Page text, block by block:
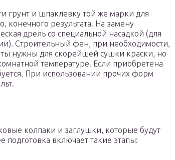
грунт и шпаклевку той же марки для
конечного результата. На замену
дрель со специальной насадкой (для
Строительный фен, при необходимости,
нужны для скорейшей сушки краски, но
температуре. Если приобретена
При использовании прочих форм
колпаки и заглушки, которые будут
включает такие этапы: